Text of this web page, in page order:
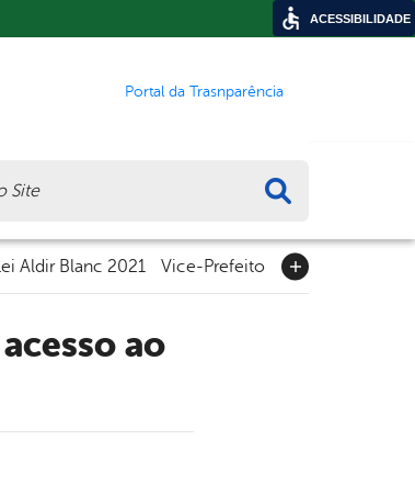
Portal da Trasnparência
Lei Aldir Blanc 2021 Vice-Prefeito
ACESSIBILIDADE